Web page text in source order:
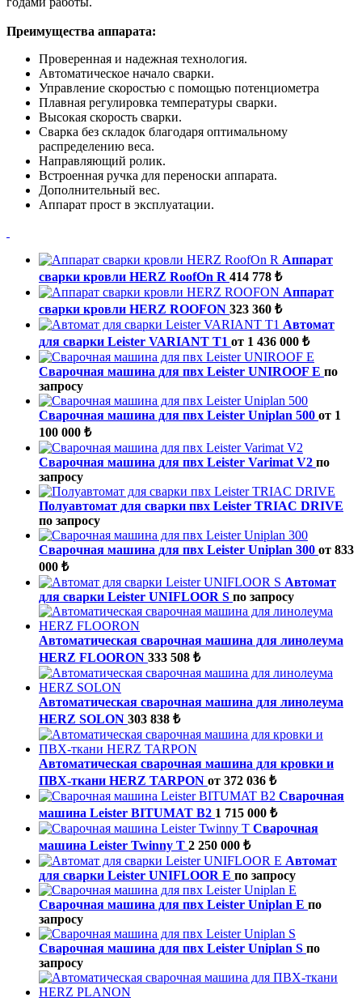
Преимущества аппарата:
Проверенная и надежная технология.
Автоматическое начало сварки.
Управление скоростью c помощью потенциометра
Плавная регулировка температуры сварки.
Высокая скорость сварки.
Сварка без складок благодаря оптимальному
распределению веса.
Направляющий ролик.
Встроенная ручка для переноски аппарата.
Дополнительный вес.
Аппарат прост в эксплуатации.
Аппарат
сварки кровли HERZ RoofOn R 414 778 ₺
Аппарат
сварки кровли HERZ ROOFON 323 360 ₺
Автомат
для сварки Leister VARIANT T1 от 1 436 000 ₺
Cварочная машина для пвх Leister UNIROOF E по
запросу
Cварочная машина для пвх Leister Uniplan 500 от 1
100 000 ₺
Cварочная машина для пвх Leister Varimat V2 по
запросу
Полуавтомат для сварки пвх Leister TRIAC DRIVE
по запросу
Cварочная машина для пвх Leister Uniplan 300 от 833
000 ₺
Автомат
для сварки Leister UNIFLOOR S по запросу
Автоматическая сварочная машина для линолеума
HERZ FLOORON 333 508 ₺
Автоматическая сварочная машина для линолеума
HERZ SOLON 303 838 ₺
Автоматическая сварочная машина для кровки и
ПВХ-ткани HERZ TARPON от 372 036 ₺
Cварочная
машина Leister BITUMAT B2 1 715 000 ₺
Cварочная
машина Leister Twinny T 2 250 000 ₺
Автомат
для сварки Leister UNIFLOOR E по запросу
Cварочная машина для пвх Leister Uniplan E по
запросу
Cварочная машина для пвх Leister Uniplan S по
запросу